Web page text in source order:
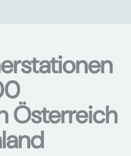
Österreich